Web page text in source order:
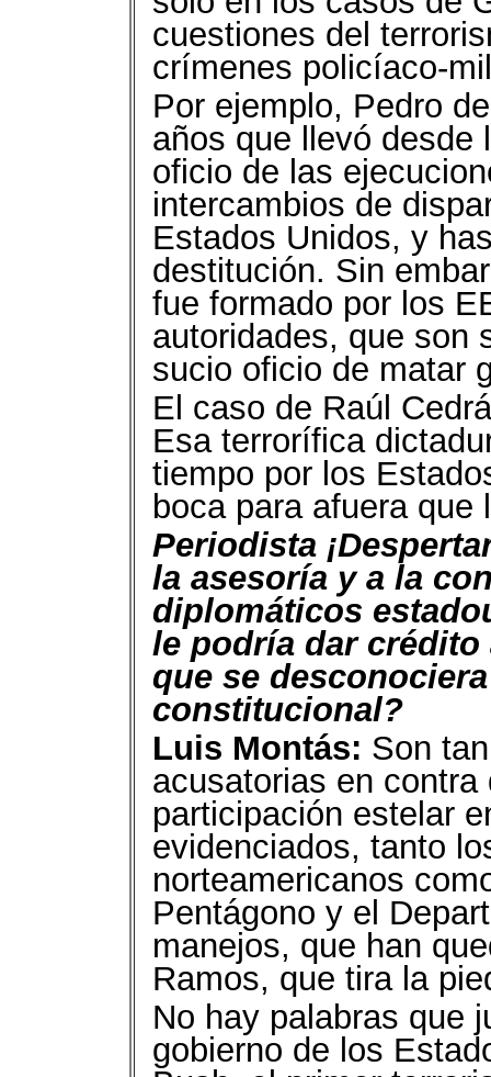
cuestiones del
crímenes policíaco-
Por ejemplo, Pedro
años que llevó desde
oficio de las
intercambios de
Estados Unidos, y
destitución. Sin
fue formado por los
autoridades, que son
sucio oficio de matar
El caso de Raúl
Esa terrorífica
tiempo por los
boca para afuera que
Periodista
la asesoría y a la
diplomáticos
le podría dar crédito
que se
constitucional?
Luis Montás: Son
acusatorias en
participación estelar
evidenciados, tanto
norteamericanos
Pentágono y el
manejos, que han
Ramos, que tira la
No hay palabras que
gobierno de los